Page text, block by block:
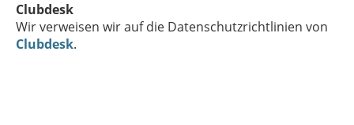
Clubdesk
Wir verweisen wir auf die Datenschutzrichtlinien von
Clubdesk.